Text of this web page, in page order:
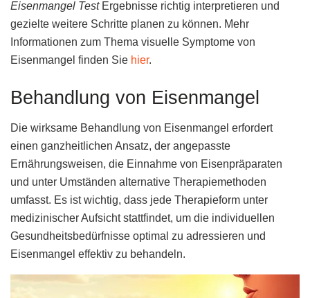
Eisenmangel TestErgebnisse richtig interpretieren und
gezielte weitere Schritte planen zu können. Mehr
Informationen zum Thema visuelle Symptome von
Eisenmangel finden Sie hier.
Behandlung von Eisenmangel
Die wirksame Behandlung von Eisenmangel erfordert
einen ganzheitlichen Ansatz, der angepasste
Ernährungsweisen, die Einnahme von Eisenpräparaten
und unter Umständen alternative Therapiemethoden
umfasst. Es ist wichtig, dass jede Therapieform unter
medizinischer Aufsicht stattfindet, um die individuellen
Gesundheitsbedürfnisse optimal zu adressieren und
Eisenmangel effektiv zu behandeln.